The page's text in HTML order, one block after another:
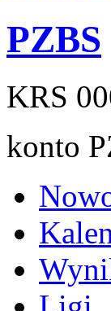
PZBS
KRS
konto